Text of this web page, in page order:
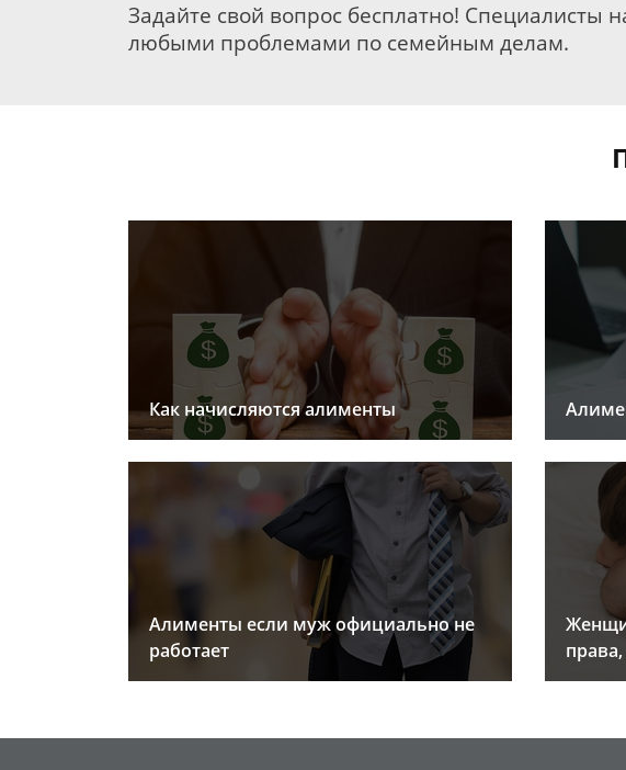
Задайте свой вопрос бесплатно! Специалисты
любыми проблемами по семейным делам.
Как начисляются алименты
Алименты если муж официально не
работает